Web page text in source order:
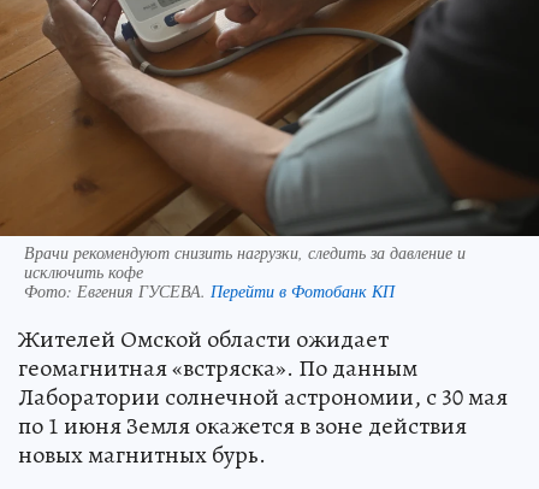
Врачи рекомендуют снизить нагрузки, следить за давление и
исключить кофе
Фото: Евгения ГУСЕВА. Перейти в Фотобанк КП
Жителей Омской области ожидает
геомагнитная «встряска». По данным
Лаборатории солнечной астрономии, с 30 мая
по 1 июня Земля окажется в зоне действия
новых магнитных бурь.